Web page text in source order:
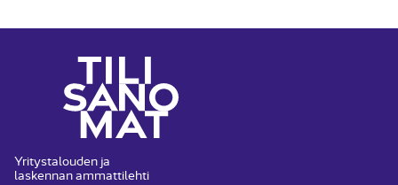
Yritystalouden ja
laskennan ammattilehti